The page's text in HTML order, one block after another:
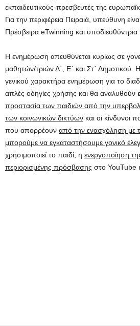
εκπαιδευτικούς-πρεσβευτές της
Για την περιφέρεια Πειραιά, υπεύθυνη
Πρέσβειρα eTwinning και
Η ενημέρωση απευθύνεται κυρίως σε
μαθητών/τριών Δ΄, Ε΄ και Στ΄ Δημοτικού.
γενικού χαρακτήρα ενημέρωση για το
απλές οδηγίες χρήσης και θα αναλυθούν
προστασία των παιδιών από την
των κοινωνικών δικτύων και οι κίνδυνοι
που απορρέουν από την ενασχόληση με
μπορούμε να εγκαταστήσουμε γονικό
χρησιμοποιεί το παιδί, η ενεργοποίηση
περιορισμένης πρόσβασης στο YouTube